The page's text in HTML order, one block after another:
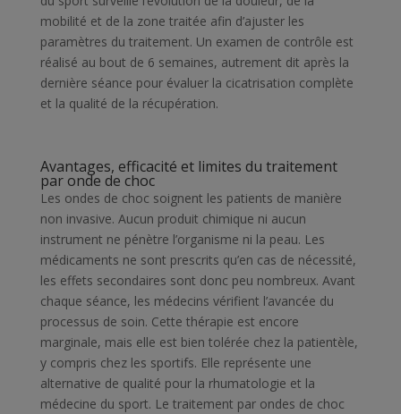
mobilité et de la zone traitée afin d’ajuster les
paramètres du traitement. Un examen de contrôle est
réalisé au bout de 6 semaines, autrement dit après la
dernière séance pour évaluer la cicatrisation complète
et la qualité de la récupération.
Avantages, efficacité et limites du traitement
par onde de choc
Les ondes de choc soignent les patients de manière
non invasive. Aucun produit chimique ni aucun
instrument ne pénètre l’organisme ni la peau. Les
médicaments ne sont prescrits qu’en cas de nécessité,
les effets secondaires sont donc peu nombreux. Avant
chaque séance, les médecins vérifient l’avancée du
processus de soin. Cette thérapie est encore
marginale, mais elle est bien tolérée chez la patientèle,
y compris chez les sportifs. Elle représente une
alternative de qualité pour la rhumatologie et la
médecine du sport. Le traitement par ondes de choc